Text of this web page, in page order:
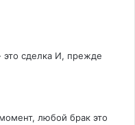
сделка И, прежде
любой брак это